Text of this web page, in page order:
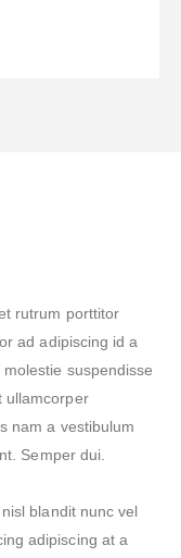
rutrum porttitor
ad adipiscing id a
suspendisse
ullamcorper
nam a vestibulum
Semper dui.
blandit nunc vel
adipiscing at a